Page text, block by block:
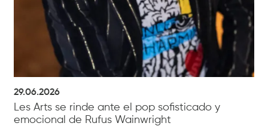
29.06.2026
Les Arts se rinde ante el pop sofisticado y
emocional de Rufus Wainwright